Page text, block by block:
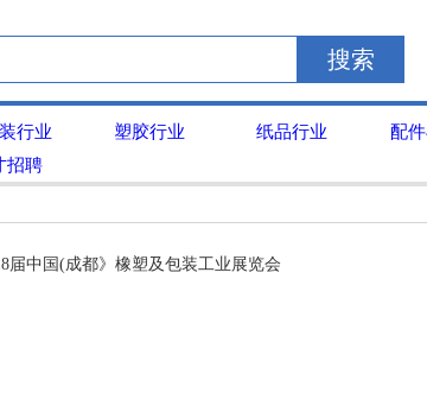
搜索
行业 塑胶行业 纸品行业
配
招聘
届中国(成都》橡塑及包装工业展览会